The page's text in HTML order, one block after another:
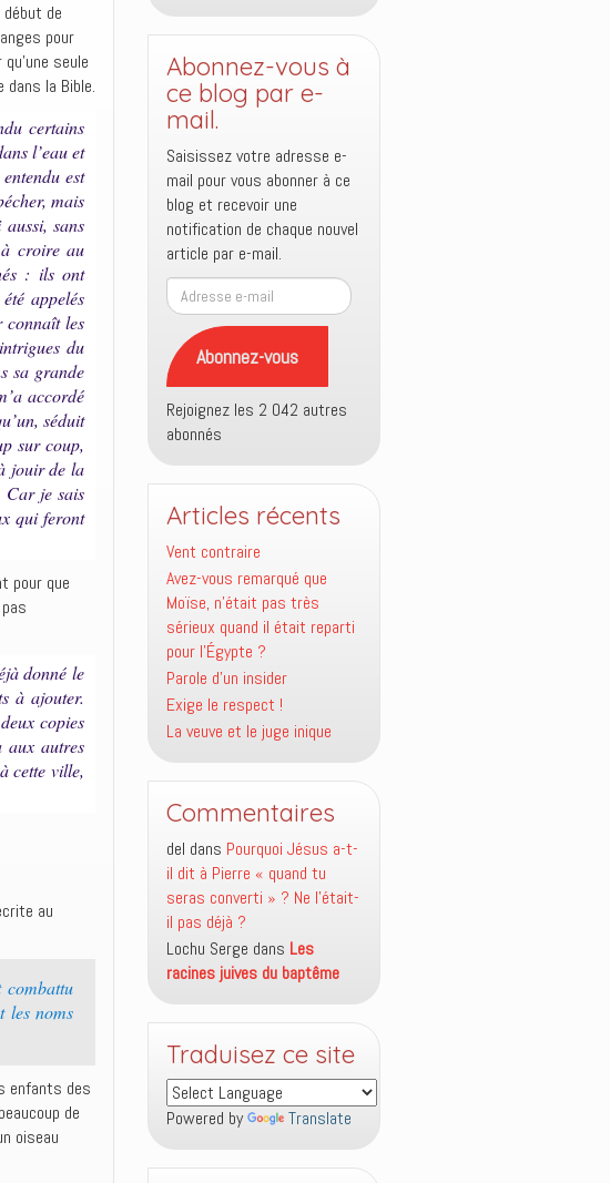
de
pour
seule
dans la Bible.
certains
l’eau et
est
mais
sans
croire au
: ils ont
appelés
connaît les
du
sa grande
accordé
séduit
sur coup,
jouir de la
Car je sais
qui feront
pour que
donné le
à ajouter.
copies
aux autres
cette ville,
au
les noms
enfants des
de
oiseau
Abonnez-vous à
ce blog par e-
mail.
Saisissez votre adresse e-
mail pour vous abonner à ce
blog et recevoir une
notification de chaque nouvel
article par e-mail.
Adresse
e-
mail
Abonnez-vous
Rejoignez les 2 042 autres
abonnés
Articles récents
Vent contraire
Avez-vous remarqué que
Moïse, n’était pas très
sérieux quand il était reparti
pour l’Égypte ?
Parole d’un insider
Exige le respect !
La veuve et le juge inique
Commentaires
del dans Pourquoi Jésus a-t-
il dit à Pierre « quand tu
seras converti » ? Ne l’était-
il pas déjà ?
Lochu Serge dans Les
racines juives du baptême
Traduisez ce site
Powered by Translate